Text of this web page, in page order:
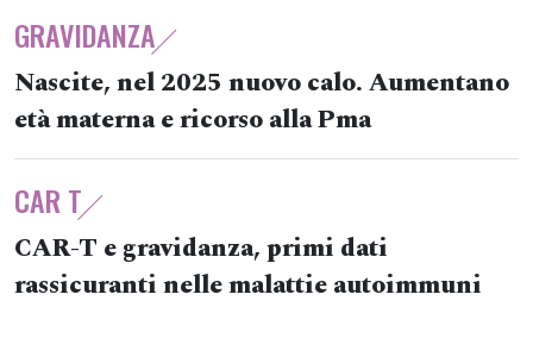
GRAVIDANZA
Nascite, nel 2025 nuovo calo. Aumentano
età materna e ricorso alla Pma
CAR T
CAR-T e gravidanza, primi dati
rassicuranti nelle malattie autoimmuni